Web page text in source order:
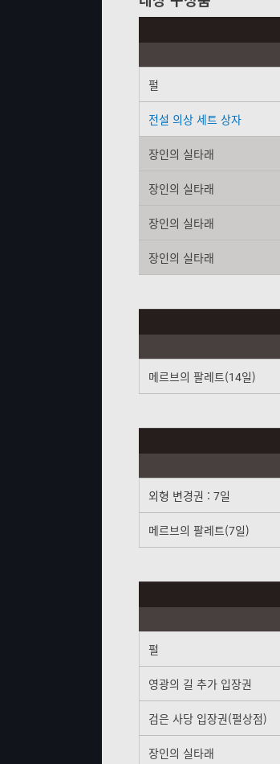
펄
전설 의상 세트 상자
장인의 실타래
장인의 실타래
장인의 실타래
장인의 실타래
메르브의 팔레트(14일)
외형 변경권 : 7일
메르브의 팔레트(7일)
펄
영광의 길 추가 입장권
검은 사당 입장권(펄상점)
장인의 실타래